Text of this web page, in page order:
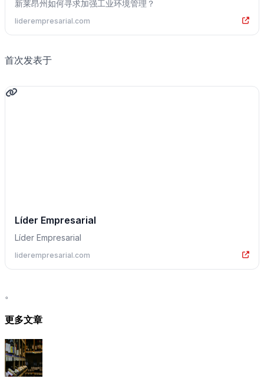
新莱昂州如何寻求加强工业环境管理？
liderempresarial.com
首次发表于
Líder Empresarial
Líder Empresarial
liderempresarial.com
。
更多文章